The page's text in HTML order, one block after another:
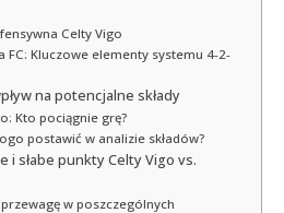
Celty Vigo
FC: Kluczowe elementy systemu 4-2-
na potencjalne składy
Kto pociągnie grę?
postawić w analizie składów?
i słabe punkty Celty Vigo vs.
w poszczególnych